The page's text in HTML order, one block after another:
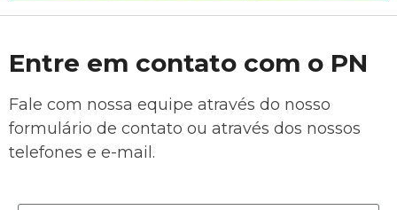
Entre em contato com o PN
Fale com nossa equipe através do nosso
formulário de contato ou através dos nossos
telefones e e-mail.